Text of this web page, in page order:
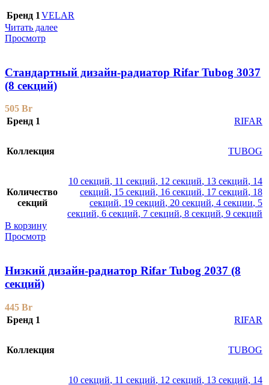
Бренд 1 VELAR
Читать далее
Просмотр
Стандартный дизайн-радиатор Rifar Tubog 3037
(8 секций)
505 Br
Бренд 1
RIFAR
Коллекция TUBOG
Количество
секций
10 секций, 11 секций, 12 секций, 13 секций, 14
секций, 15 секций, 16 секций, 17 секций, 18
секций, 19 секций, 20 секций, 4 секции, 5
секций, 6 секций, 7 секций, 8 секций, 9 секций
В корзину
Просмотр
Низкий дизайн-радиатор Rifar Tubog 2037 (8
секций)
445 Br
Бренд 1
RIFAR
Коллекция TUBOG
10 секций, 11 секций, 12 секций, 13 секций, 14